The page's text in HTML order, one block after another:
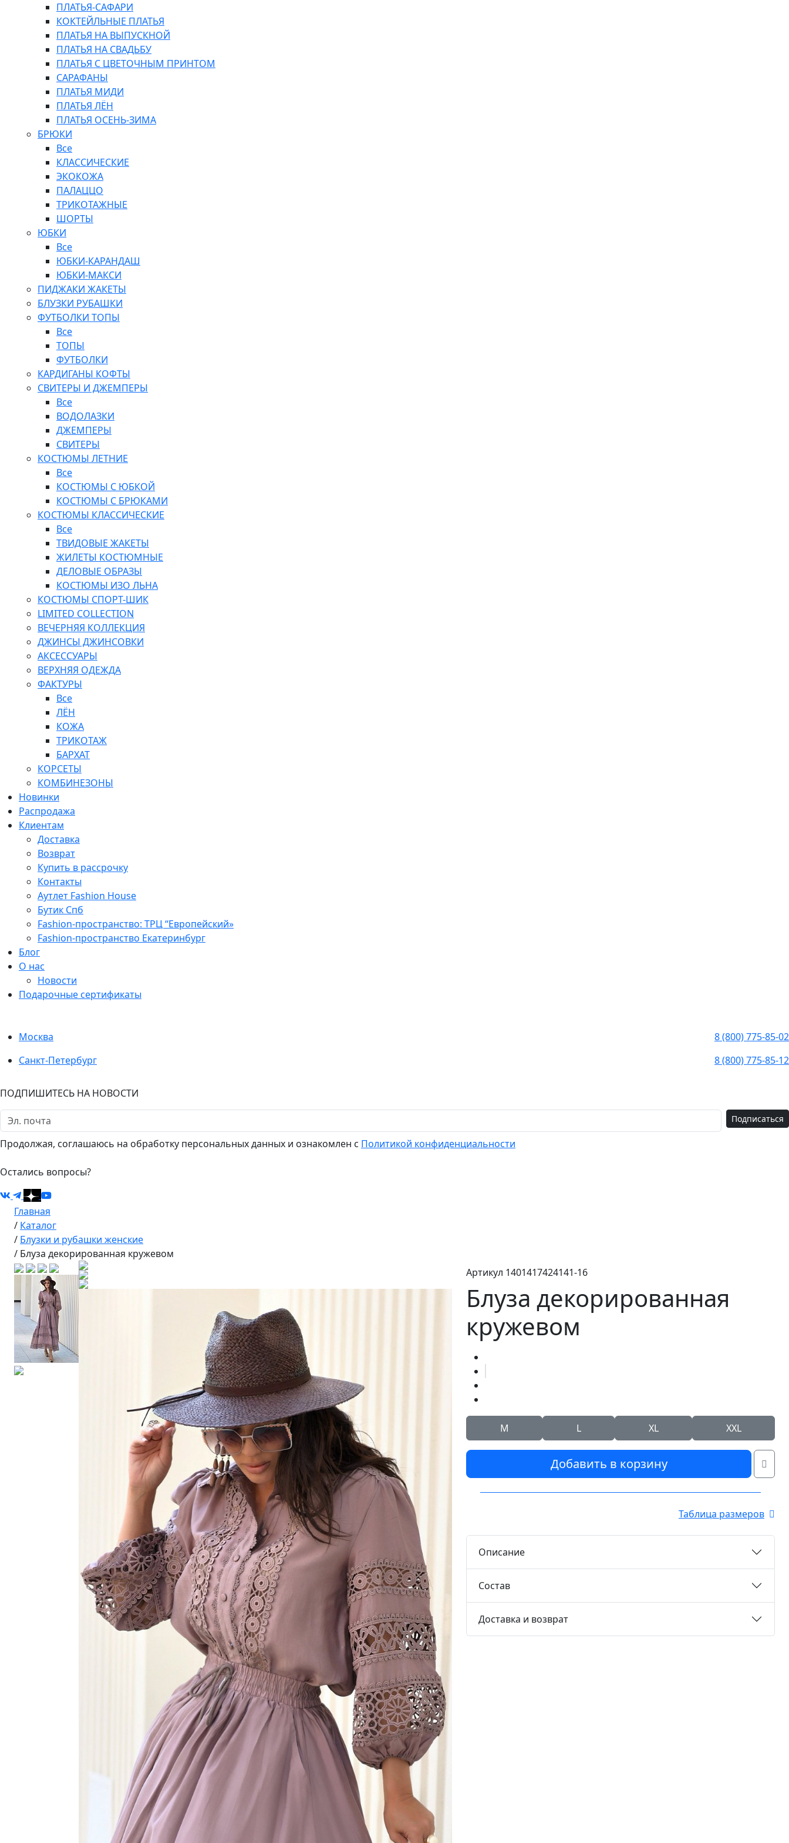
ПЛАТЬЯ-САФАРИ
КОКТЕЙЛЬНЫЕ ПЛАТЬЯ
ПЛАТЬЯ НА ВЫПУСКНОЙ
ПЛАТЬЯ НА СВАДЬБУ
ПЛАТЬЯ С ЦВЕТОЧНЫМ ПРИНТОМ
САРАФАНЫ
ПЛАТЬЯ МИДИ
ПЛАТЬЯ ЛЁН
ПЛАТЬЯ ОСЕНЬ-ЗИМА
БРЮКИ
Все
КЛАССИЧЕСКИЕ
ЭКОКОЖА
ПАЛАЦЦО
ТРИКОТАЖНЫЕ
ШОРТЫ
ЮБКИ
Все
ЮБКИ-КАРАНДАШ
ЮБКИ-МАКСИ
ПИДЖАКИ ЖАКЕТЫ
БЛУЗКИ РУБАШКИ
ФУТБОЛКИ ТОПЫ
Все
ТОПЫ
ФУТБОЛКИ
КАРДИГАНЫ КОФТЫ
СВИТЕРЫ И ДЖЕМПЕРЫ
Все
ВОДОЛАЗКИ
ДЖЕМПЕРЫ
СВИТЕРЫ
КОСТЮМЫ ЛЕТНИЕ
Все
КОСТЮМЫ С ЮБКОЙ
КОСТЮМЫ С БРЮКАМИ
КОСТЮМЫ КЛАССИЧЕСКИЕ
Все
ТВИДОВЫЕ ЖАКЕТЫ
ЖИЛЕТЫ КОСТЮМНЫЕ
ДЕЛОВЫЕ ОБРАЗЫ
КОСТЮМЫ ИЗО ЛЬНА
КОСТЮМЫ СПОРТ-ШИК
LIMITED COLLECTION
ВЕЧЕРНЯЯ КОЛЛЕКЦИЯ
ДЖИНСЫ ДЖИНСОВКИ
АКСЕССУАРЫ
ВЕРХНЯЯ ОДЕЖДА
ФАКТУРЫ
Все
ЛЁН
КОЖА
ТРИКОТАЖ
БАРХАТ
КОРСЕТЫ
КОМБИНЕЗОНЫ
Новинки
Распродажа
Клиентам
Доставка
Возврат
Купить в рассрочку
Контакты
Аутлет Fashion House
Бутик Спб
Fashion-пространство: ТРЦ “Европейский»
Fashion-пространство Екатеринбург
Блог
О нас
Новости
Подарочные сертификаты
Москва
8 (800) 775-85-02
Санкт-Петербург
8 (800) 775-85-12
ПОДПИШИТЕСЬ НА НОВОСТИ
Подписаться
Продолжая, соглашаюсь на обработку персональных данных и ознакомлен с Политикой конфиденциальности
Остались вопросы?
Главная
/ Каталог
/ Блузки и рубашки женские
/ Блуза декорированная кружевом
Артикул 1401417424141-16
Блуза декорированная
кружевом
M L XL XXL
Добавить в корзину
Таблица размеров
Описание
Состав
Доставка и возврат